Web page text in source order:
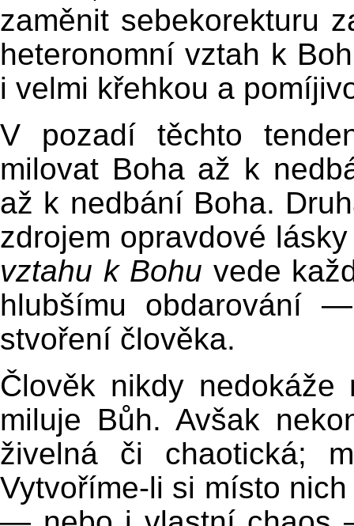
zaměnit sebekorekturu
heteronomní vztah k
i velmi křehkou a
V pozadí těchto
milovat Boha až k
až k nedbání Boha.
zdrojem opravdové
vztahu k Bohu vede
hlubšímu obdarování
stvoření člověka.
Člověk nikdy
miluje Bůh. Avšak
živelná či chaotická;
Vytvoříme-li si místo